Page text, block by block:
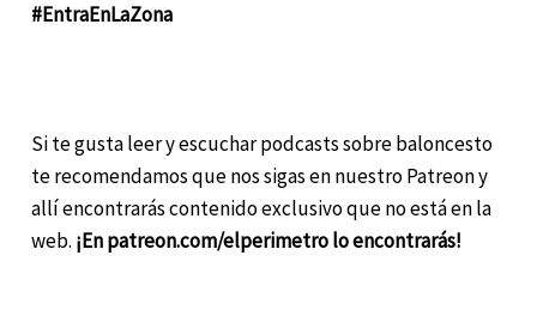
#EntraEnLaZona
Si te gusta leer y escuchar podcasts sobre baloncesto
te recomendamos que nos sigas en nuestro Patreon y
allí encontrarás contenido exclusivo que no está en la
web. ¡En patreon.com/elperimetro lo encontrarás!